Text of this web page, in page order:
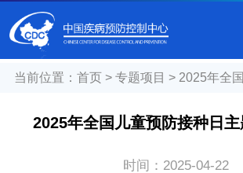
当前位置： 首页> 专题项目 > 2025年全
2025年全国儿童预防接种日
时间： 2025-04-22